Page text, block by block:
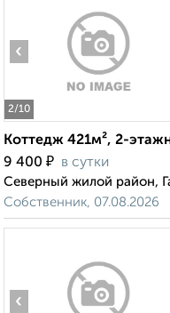
2/10
‹
Коттедж 421м², 2-
9 400 ₽ в сутки
Северный жилой район,
Собственник, 07.08.2026
‹